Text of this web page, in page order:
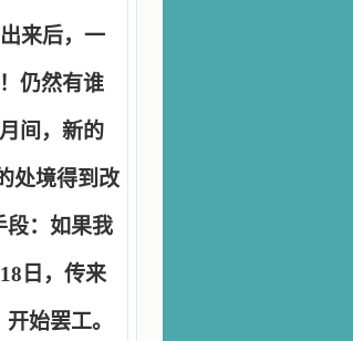
来后，一
仍然有谁
月间，新的
处境得到改
段：如果我
18 日，传来
始罢工。